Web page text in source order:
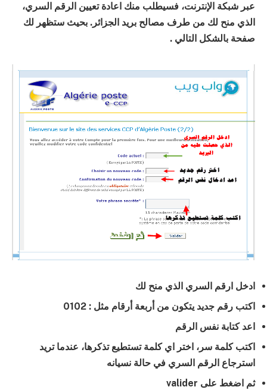
عبر شبكة الإنترنت، فسيطلب منك اعادة تعيين الرقم السري،
الذي منح لك من طرف مصالح بريد الجزائر. بحيث ستظهر لك
صفحة بالشكل التالي .
ادخل ارقم السري الذي منح لك
اكتب رقم جديد يتكون من أربعة أرقام مثل : 0102
اعد كتابة نفس الرقم
اكتب كلمة سر، اختر اي كلمة تستطيع تذكرها، عندما تريد
استرجاع الرقم السري في حالة نسيانه
ثم اضغط على valider